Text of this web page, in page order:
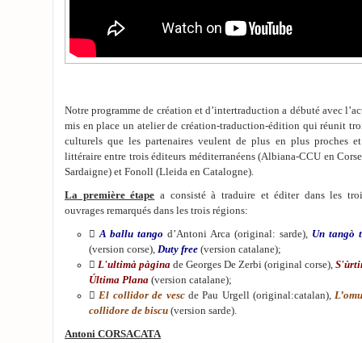
Notre programme de création et d’intertraduction a débuté avec
mis en place un atelier de création-traduction-édition qui réunit
culturels que les partenaires veulent de plus en plus proches
littéraire entre trois éditeurs méditerranéens (Albiana-CCU en
Sardaigne) et Fonoll (Lleida en Catalogne).
La première étape a consisté à traduire et éditer dans les
ouvrages remarqués dans les trois régions:
A ballu tango d’Antoni Arca (original: sarde), Un tangò
(version corse), Duty free (version catalane);
 L'ultimà pàgina de Georges De Zerbi (original corse),
Última Plana (version catalane);
 El collidor de vesc de Pau Urgell (original:catalan),
collidore de biscu (version sarde).
Antoni CORSACATA